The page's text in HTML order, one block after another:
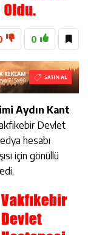
0
Aydın Kant
Devlet
hesabı
için gönüllü